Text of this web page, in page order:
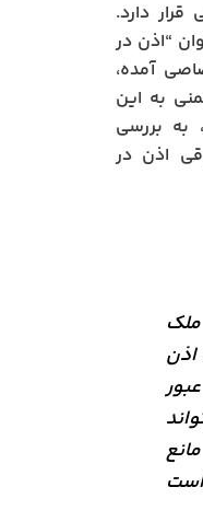
دارد.
“اذن در
آمده،
به این
به بررسی
اذن در
اذن